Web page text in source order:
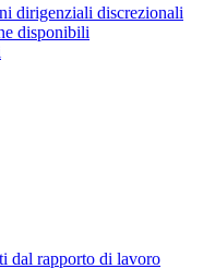
dirigenziali discrezionali
disponibili
dal rapporto di lavoro